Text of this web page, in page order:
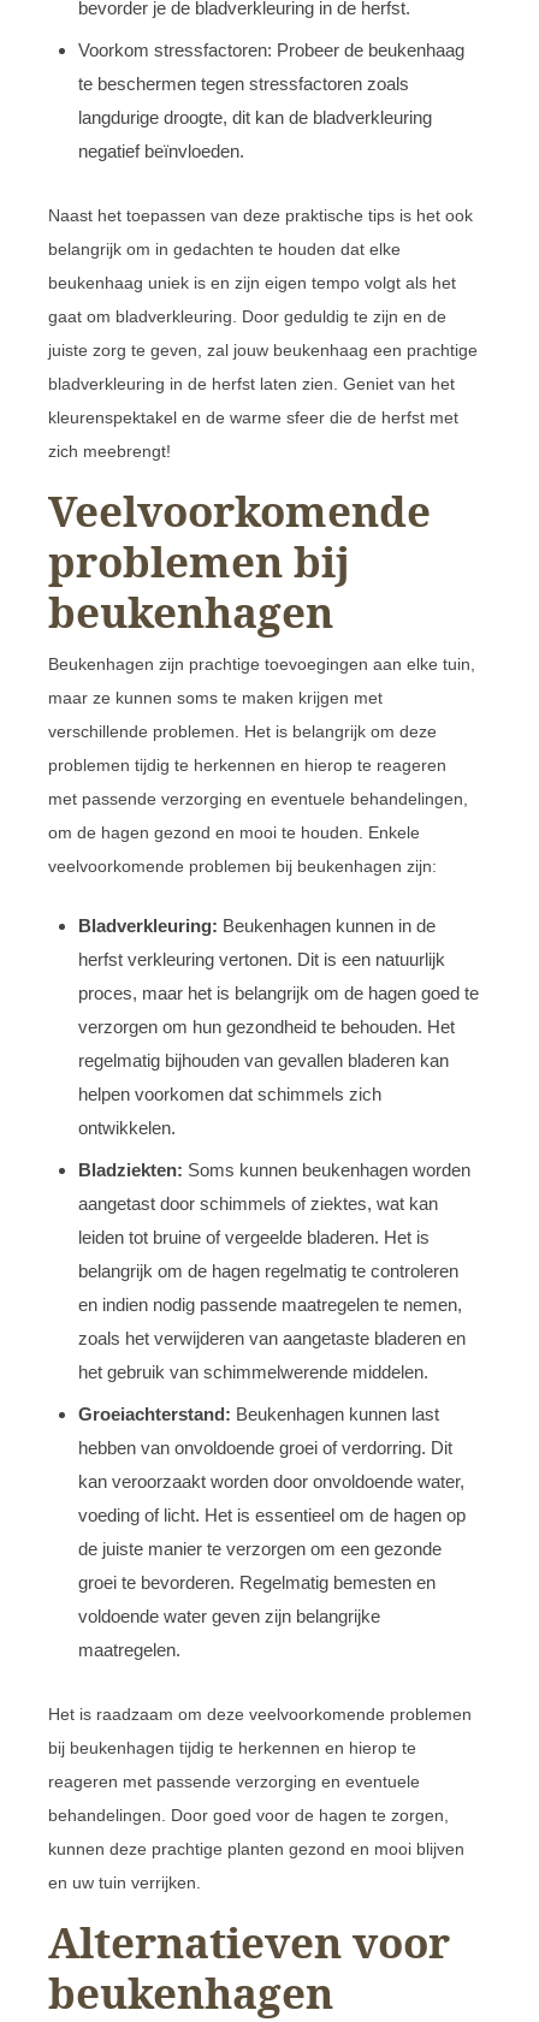
bevorder je de bladverkleuring in de herfst.
Voorkom stressfactoren: Probeer de beukenhaag
te beschermen tegen stressfactoren zoals
langdurige droogte, dit kan de bladverkleuring
negatief beïnvloeden.
Naast het toepassen van deze praktische tips is het ook
belangrijk om in gedachten te houden dat elke
beukenhaag uniek is en zijn eigen tempo volgt als het
gaat om bladverkleuring. Door geduldig te zijn en de
juiste zorg te geven, zal jouw beukenhaag een prachtige
bladverkleuring in de herfst laten zien. Geniet van het
kleurenspektakel en de warme sfeer die de herfst met
zich meebrengt!
Veelvoorkomende
problemen bij
beukenhagen
Beukenhagen zijn prachtige toevoegingen aan elke tuin,
maar ze kunnen soms te maken krijgen met
verschillende problemen. Het is belangrijk om deze
problemen tijdig te herkennen en hierop te reageren
met passende verzorging en eventuele behandelingen,
om de hagen gezond en mooi te houden. Enkele
veelvoorkomende problemen bij beukenhagen zijn:
Bladverkleuring: Beukenhagen kunnen in de
herfst verkleuring vertonen. Dit is een natuurlijk
proces, maar het is belangrijk om de hagen goed te
verzorgen om hun gezondheid te behouden. Het
regelmatig bijhouden van gevallen bladeren kan
helpen voorkomen dat schimmels zich
ontwikkelen.
Bladziekten: Soms kunnen beukenhagen worden
aangetast door schimmels of ziektes, wat kan
leiden tot bruine of vergeelde bladeren. Het is
belangrijk om de hagen regelmatig te controleren
en indien nodig passende maatregelen te nemen,
zoals het verwijderen van aangetaste bladeren en
het gebruik van schimmelwerende middelen.
Groeiachterstand: Beukenhagen kunnen last
hebben van onvoldoende groei of verdorring. Dit
kan veroorzaakt worden door onvoldoende water,
voeding of licht. Het is essentieel om de hagen op
de juiste manier te verzorgen om een gezonde
groei te bevorderen. Regelmatig bemesten en
voldoende water geven zijn belangrijke
maatregelen.
Het is raadzaam om deze veelvoorkomende problemen
bij beukenhagen tijdig te herkennen en hierop te
reageren met passende verzorging en eventuele
behandelingen. Door goed voor de hagen te zorgen,
kunnen deze prachtige planten gezond en mooi blijven
en uw tuin verrijken.
Alternatieven voor
beukenhagen